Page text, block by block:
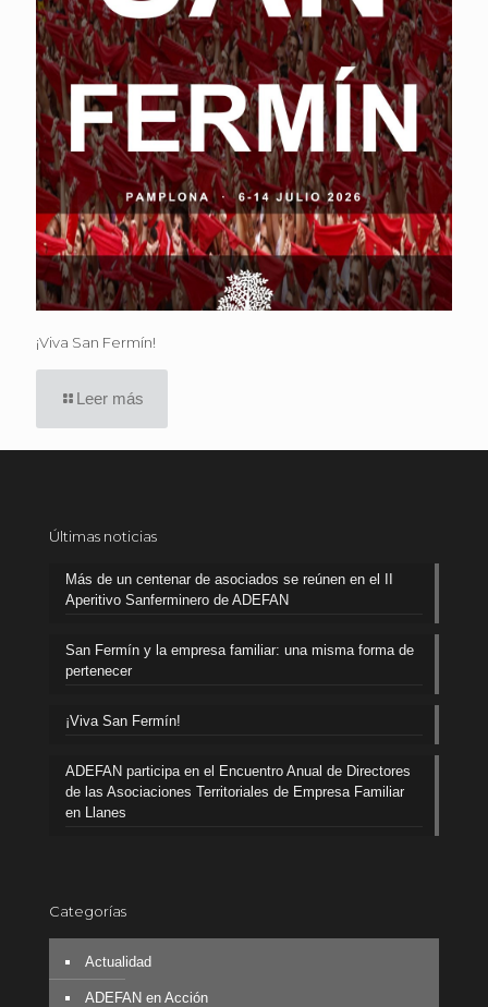
¡Viva San Fermín!
Leer más
Últimas noticias
Más de un centenar de asociados se reúnen en el II
Aperitivo Sanferminero de ADEFAN
San Fermín y la empresa familiar: una misma forma de
pertenecer
¡Viva San Fermín!
ADEFAN participa en el Encuentro Anual de Directores
de las Asociaciones Territoriales de Empresa Familiar
en Llanes
Categorías
Actualidad
ADEFAN en Acción